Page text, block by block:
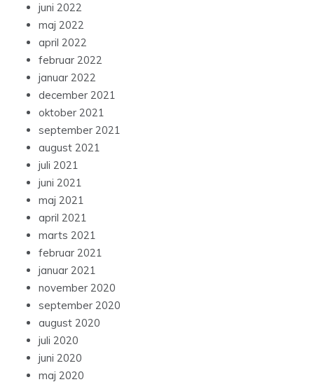
juni 2022
maj 2022
april 2022
februar 2022
januar 2022
december 2021
oktober 2021
september 2021
august 2021
juli 2021
juni 2021
maj 2021
april 2021
marts 2021
februar 2021
januar 2021
november 2020
september 2020
august 2020
juli 2020
juni 2020
maj 2020